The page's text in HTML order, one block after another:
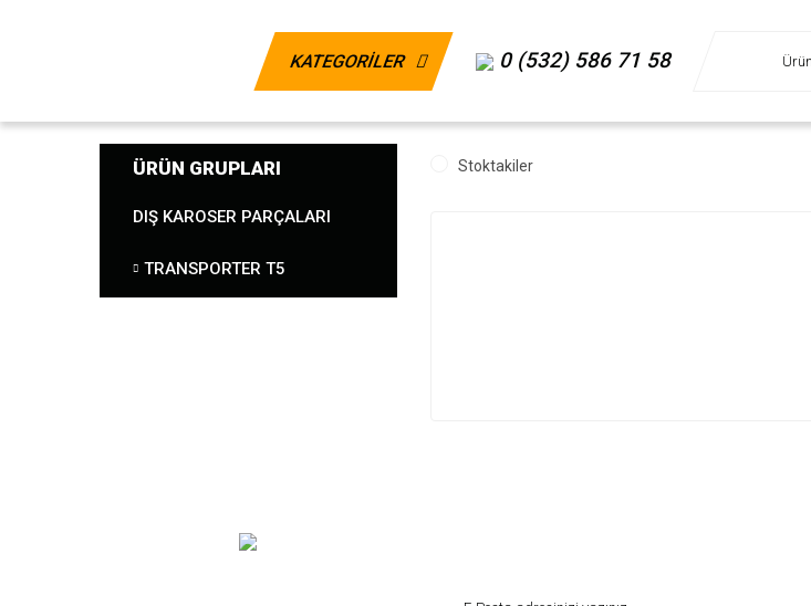
KATEGORİLER 0 (532) 586 71 58
ÜRÜN GRUPLARI
DIŞ KAROSER PARÇALARI
TRANSPORTER T5
Stoktakiler